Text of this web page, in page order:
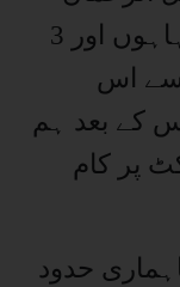
قمر نے کہا بالکل میں سوچ رہاہوں اور 3
سے اس
کے بعد ہم
پر کام
حدود